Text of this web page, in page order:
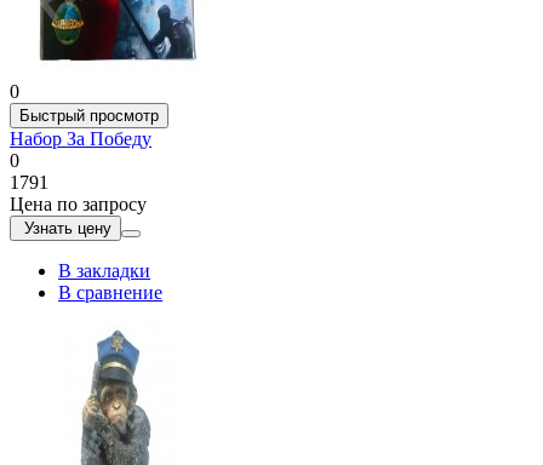
0
Быстрый просмотр
Набор За Победу
0
1791
Цена по запросу
Узнать цену
В закладки
В сравнение